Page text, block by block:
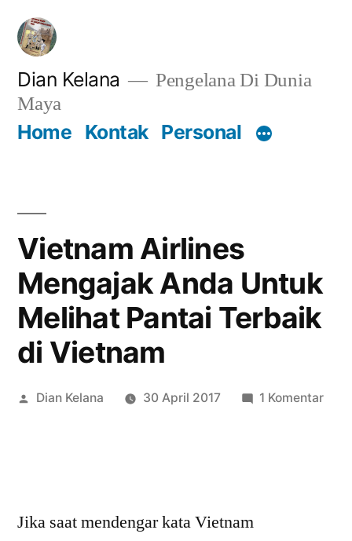
Lompat
konten
Dian Kelana
Pengelana Di Dunia
Maya
Home Kontak Personal
Vietnam Airlines
Mengajak Anda Untuk
Melihat Pantai Terbaik
di Vietnam
Posted
Dian Kelana 30 April 2017 1 Komentar
Jika saat mendengar kata Vietnam